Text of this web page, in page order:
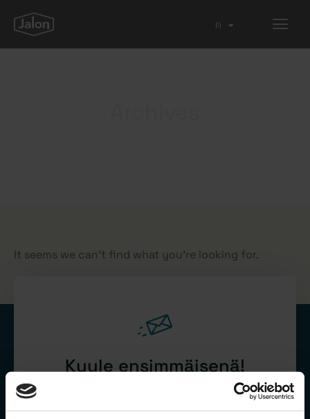
FI
EN
It seems we can't find what you're looking for.
Kuule ensimmäisenä!